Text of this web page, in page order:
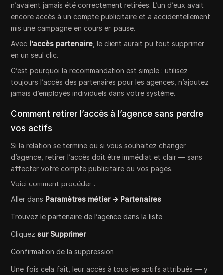
n’avaient jamais été correctement retirées. L’un d’eux avait
encore accès à un compte publicitaire et a accidentellement
mis une campagne en cours en pause.
Avec l’accès partenaire , le client aurait pu tout supprimer
en un seul clic.
C’est pourquoi la recommandation est simple : utilisez
toujours l’accès des partenaires pour les agences, n’ajoutez
jamais d’employés individuels dans votre système.
Comment retirer l’accès à l’agence sans perdre
vos actifs
Si la relation se termine ou si vous souhaitez changer
d’agence, retirer l’accès doit être immédiat et clair — sans
affecter votre compte publicitaire ou vos pages.
Voici comment procéder :
Aller dans Paramètres métier → Partenaires
Trouvez le partenaire de l’agence dans la liste
Cliquez sur Supprimer
Confirmation de la suppression
Une fois cela fait, leur accès à tous les actifs attribués — y